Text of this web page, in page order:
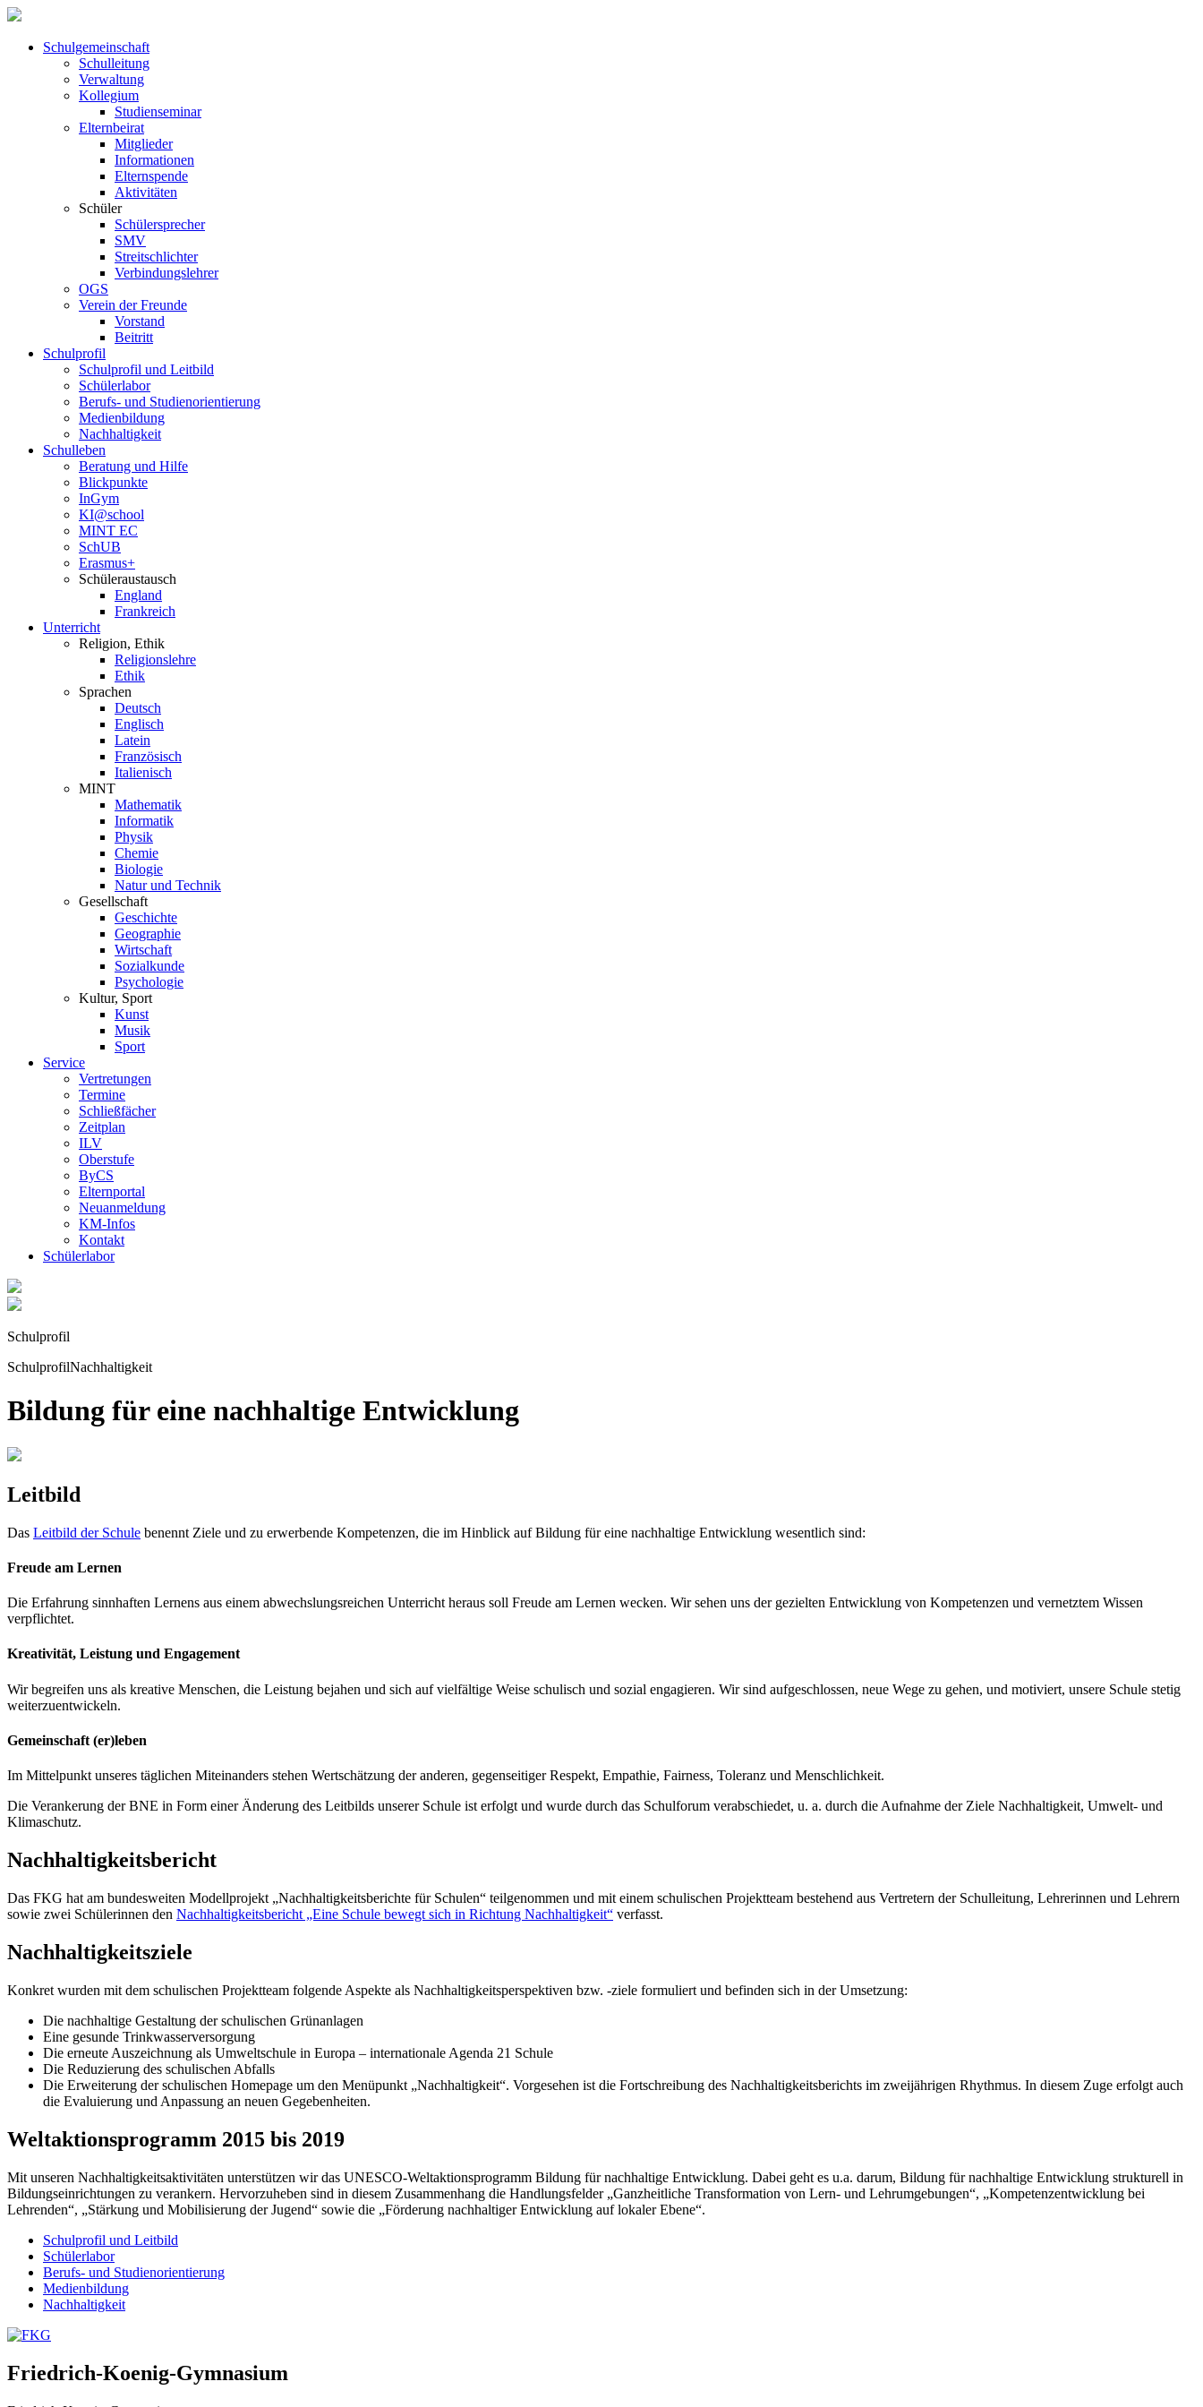
Schul­ge­meinschaft
Schul­leitung
Verwaltung
Kollegium
Studienseminar
Elternbeirat
Mitglieder
Informationen
Elternspende
Aktivitäten
Schüler
Schülersprecher
SMV
Streitschlichter
Verbindungslehrer
OGS
Verein der Freunde
Vorstand
Beitritt
Schulprofil
Schulprofil und Leitbild
Schülerlabor
Berufs- und Studienorientierung
Medien­bildung
Nachhaltigkeit
Schulleben
Beratung und Hilfe
Blickpunkte
InGym
KI@school
MINT EC
SchUB
Erasmus+
Schüler­austausch
England
Frankreich
Unterricht
Religion, Ethik
Religionslehre
Ethik
Sprachen
Deutsch
Englisch
Latein
Französisch
Italienisch
MINT
Mathematik
Informatik
Physik
Chemie
Biologie
Natur und Technik
Gesellschaft
Geschichte
Geographie
Wirtschaft
Sozialkunde
Psychologie
Kultur, Sport
Kunst
Musik
Sport
Service
Vertretungen
Termine
Schließfächer
Zeitplan
ILV
Oberstufe
ByCS
Elternportal
Neuanmeldung
KM-Infos
Kontakt
Schüler­labor
Schulprofil
SchulprofilNachhaltigkeit
Bildung für eine nachhaltige Entwicklung
Leitbild
Das Leitbild der Schule benennt Ziele und zu erwerbende Kompetenzen, die im Hinblick auf Bildung für eine nachhaltige Entwicklung wesentlich sind:
Freude am Lernen
Die Erfahrung sinnhaften Lernens aus einem abwechslungsreichen Unterricht heraus soll Freude am Lernen wecken. Wir sehen uns der gezielten Entwicklung von Kompetenzen und vernetztem Wissen
verpflichtet.
Kreativität, Leistung und Engagement
Wir begreifen uns als kreative Menschen, die Leistung bejahen und sich auf vielfältige Weise schulisch und sozial engagieren. Wir sind aufgeschlossen, neue Wege zu gehen, und motiviert, unsere Schule stetig
weiterzuentwickeln.
Gemeinschaft (er)leben
Im Mittelpunkt unseres täglichen Miteinanders stehen Wertschätzung der anderen, gegenseitiger Respekt, Empathie, Fairness, Toleranz und Menschlichkeit.
Die Verankerung der BNE in Form einer Änderung des Leitbilds unserer Schule ist erfolgt und wurde durch das Schulforum verabschiedet, u. a. durch die Aufnahme der Ziele Nachhaltigkeit, Umwelt- und
Klimaschutz.
Nachhaltigkeitsbericht
Das FKG hat am bundesweiten Modellprojekt „Nachhaltigkeitsberichte für Schulen“ teilgenommen und mit einem schulischen Projektteam bestehend aus Vertretern der Schulleitung, Lehrerinnen und Lehrern
sowie zwei Schülerinnen den Nachhaltigkeitsbericht „Eine Schule bewegt sich in Richtung Nachhaltigkeit“ verfasst.
Nachhaltigkeitsziele
Konkret wurden mit dem schulischen Projektteam folgende Aspekte als Nachhaltigkeitsperspektiven bzw. -ziele formuliert und befinden sich in der Umsetzung:
Die nachhaltige Gestaltung der schulischen Grünanlagen
Eine gesunde Trinkwasserversorgung
Die erneute Auszeichnung als Umweltschule in Europa – internationale Agenda 21 Schule
Die Reduzierung des schulischen Abfalls
Die Erweiterung der schulischen Homepage um den Menüpunkt „Nachhaltigkeit“. Vorgesehen ist die Fortschreibung des Nachhaltigkeitsberichts im zweijährigen Rhythmus. In diesem Zuge erfolgt auch
die Evaluierung und Anpassung an neuen Gegebenheiten.
Weltaktionsprogramm 2015 bis 2019
Mit unseren Nachhaltigkeitsaktivitäten unterstützen wir das UNESCO-Weltaktionsprogramm Bildung für nachhaltige Entwicklung. Dabei geht es u.a. darum, Bildung für nachhaltige Entwicklung strukturell in
Bildungseinrichtungen zu verankern. Hervorzuheben sind in diesem Zusammenhang die Handlungsfelder „Ganzheitliche Transformation von Lern- und Lehrumgebungen“, „Kompetenzentwicklung bei
Lehrenden“, „Stärkung und Mobilisierung der Jugend“ sowie die „Förderung nachhaltiger Entwicklung auf lokaler Ebene“.
Schulprofil und Leitbild
Schülerlabor
Berufs- und Studienorientierung
Medien­bildung
Nachhaltigkeit
Friedrich-Koenig-Gymnasium